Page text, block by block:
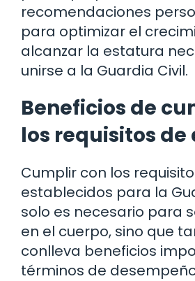
recomendaciones
para optimizar el
alcanzar la estatura
unirse a la Guardia Civil.
Beneficios de
los requisitos
Cumplir con los
establecidos para la
solo es necesario para
en el cuerpo, sino que
conlleva beneficios
términos de